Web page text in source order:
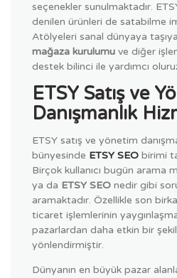
seçenekler sunulmaktadır.
denilen ürünleri de satabilme
Atölyeleri sanal dünyaya
mağaza kurulumu ve diğer
destek bilinci ile yardımcı
ETSY Satış ve
Danışmanlık
ETSY satış ve yönetim
bünyesinde ETSY SEO birimi
Birçok kullanıcı bugün arama
ya da ETSY SEO nedir gibi
aramaktadır. Özellikle son
ticaret işlemlerinin
pazarlardan daha etkin bir
yönlendirmiştir.
Dünyanın en büyük pazar